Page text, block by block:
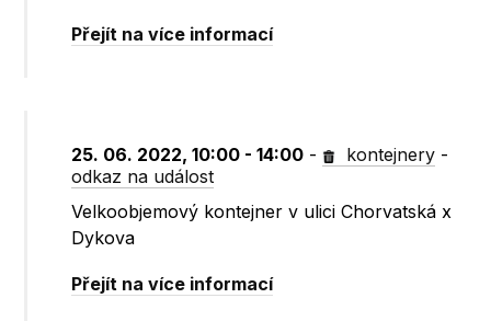
Přejít na více informací
25. 06. 2022, 10:00 - 14:00 - kontejnery -
odkaz na událost
Velkoobjemový kontejner v ulici Chorvatská x
Dykova
Přejít na více informací